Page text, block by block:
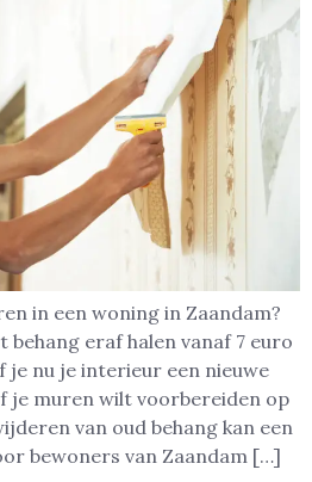
in een woning in Zaandam?
behang eraf halen vanaf 7 euro
je nu je interieur een nieuwe
je muren wilt voorbereiden op
van oud behang kan een
bewoners van Zaandam […]